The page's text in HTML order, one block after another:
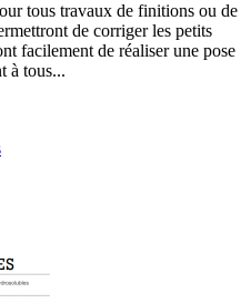
tous travaux de finitions ou de
de corriger les petits
facilement de réaliser une pose
à tous...